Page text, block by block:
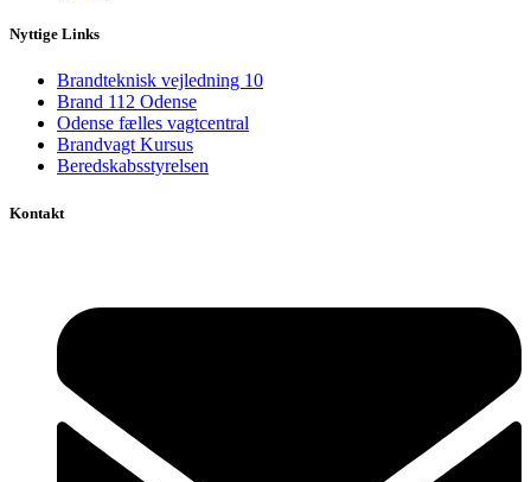
Nyttige Links
Brandteknisk vejledning 10
Brand 112 Odense
Odense fælles vagtcentral
Brandvagt Kursus
Beredskabsstyrelsen
Kontakt